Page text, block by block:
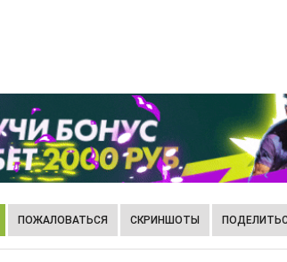
ПОЖАЛОВАТЬСЯ СКРИНШОТЫ